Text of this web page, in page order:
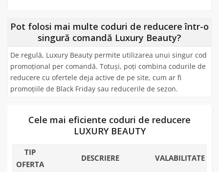
Pot folosi mai multe coduri de reducere într-o
singură comandă Luxury Beauty?
De regulă, Luxury Beauty permite utilizarea unui singur cod
promoțional per comandă. Totuși, poți combina codurile de
reducere cu ofertele deja active de pe site, cum ar fi
promoțiile de Black Friday sau reducerile de sezon.
Cele mai eficiente coduri de reducere
LUXURY BEAUTY
TIP
OFERTA
DESCRIERE VALABILITATE